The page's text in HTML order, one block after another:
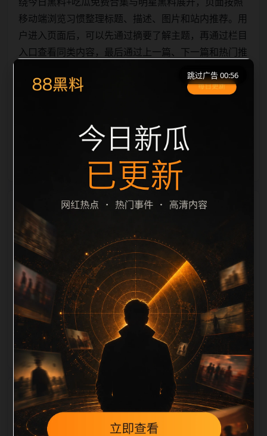
移动端浏览习惯整理标题、描述、图片和站内推荐。用
户进入页面后，可以先通过摘要了解主题，再通过栏目
入口查看同类内容，最后通过上一篇、下一篇和热门推
关关键词堆砌，也避免多个站点同步发布完全相同的标
后续采集时将继续执行远程图片本地化、坏图默认图兜
底、标题重复过滤和 de
栏目内容归集
scription 长度检查。栏目内容按每日少量新增的方式持
续扩展，每篇保留相关问题、站内推荐和清晰的层级路
径，减少用户反复返回搜索页。第20篇作为本栏目的初
始建设内容，主要用于补齐栏目深度、稳定内链结构，
并为后续专题聚合提供可点击入口。如果后续发现页面
缺图、标题过短、描述为空或正文不足，将进入每日
SEO 检查清单自动修正。
相关问题
明星黑料后续如何更新？按每日少量、主题相
跳过广告 00:55